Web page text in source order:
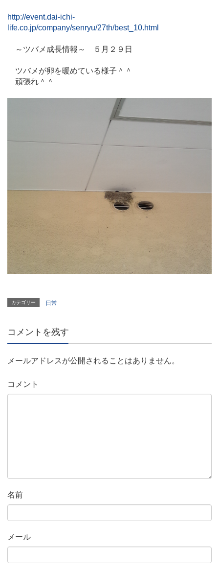
http://event.dai-ichi-
life.co.jp/company/senryu/27th/best_10.html
～ツバメ成長情報～ ５月２９日
ツバメが卵を暖めている様子＾＾
頑張れ＾＾
カテゴリー 日常
コメントを残す
メールアドレスが公開されることはありません。
コメント
名前
メール